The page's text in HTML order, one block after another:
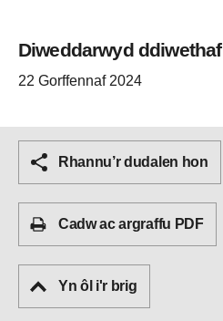
Diweddarwyd ddiwethaf
22 Gorffennaf 2024
Rhannu’r dudalen hon
Cadw ac argraffu PDF
Yn ôl i'r brig